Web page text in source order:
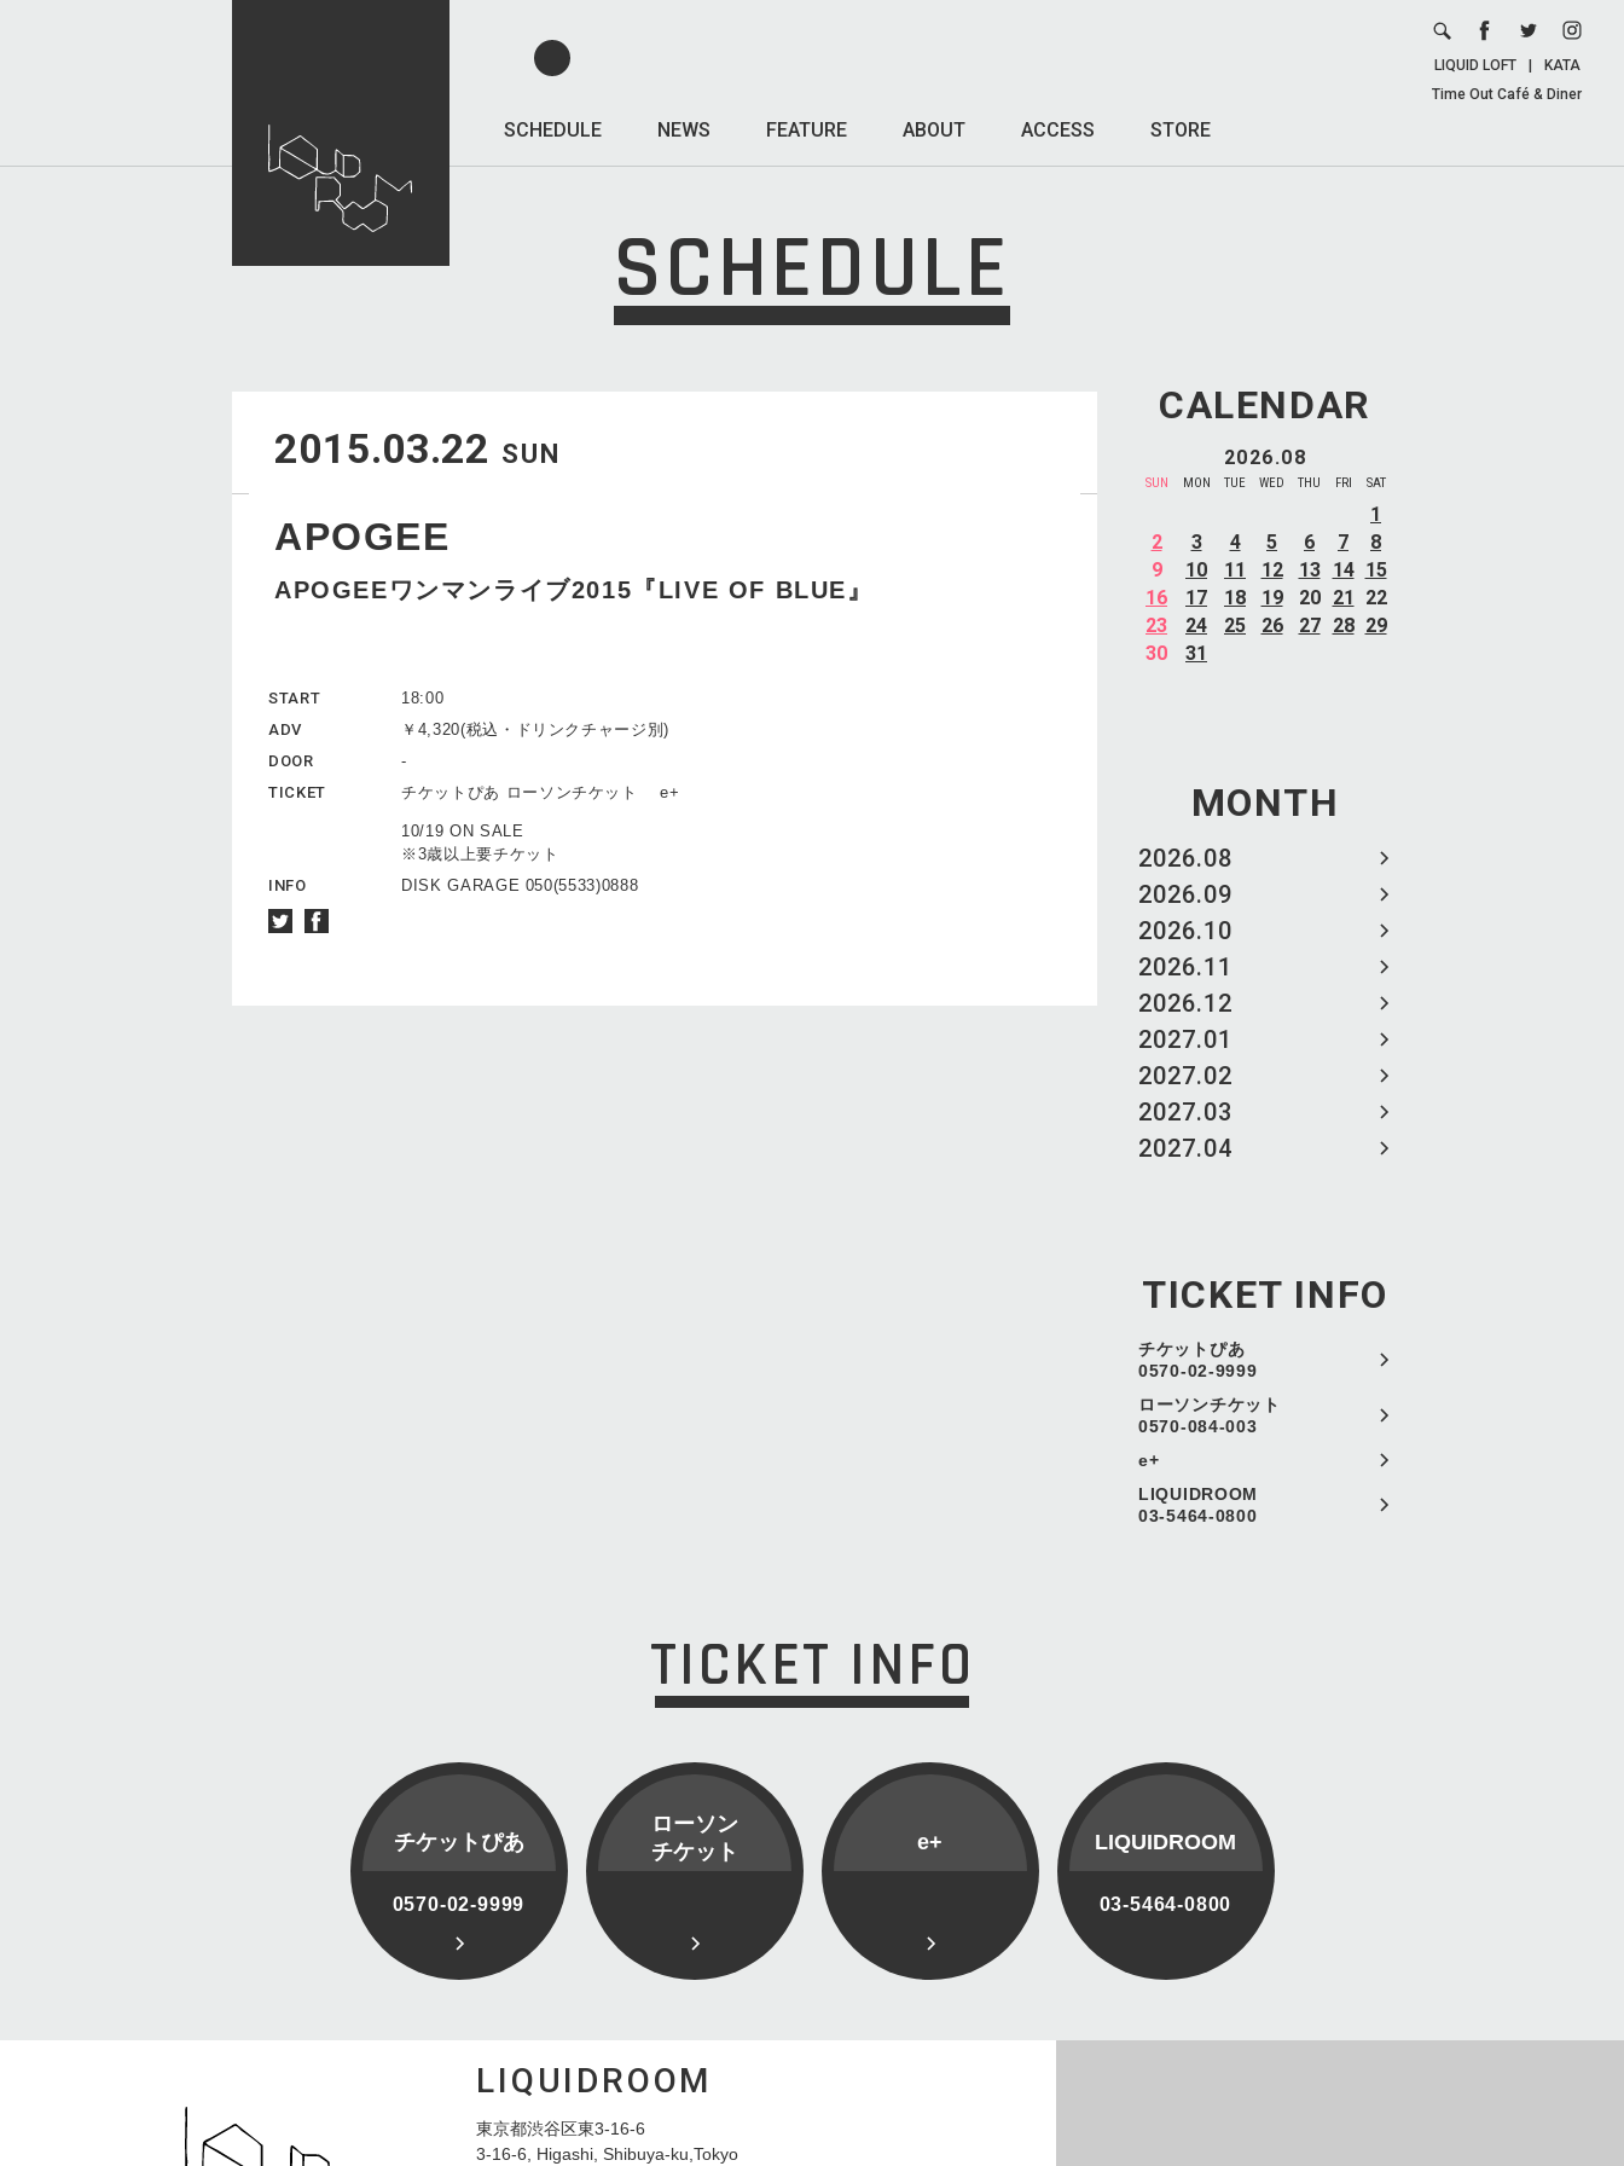
SCHEDULE NEWS FEATURE ABOUT ACCESS STORE
LIQUID LOFT
KATA
Time Out Café & Diner
SCHEDULE
CALENDAR
2026.08
SUN MON TUE WED THU FRI SAT
1
2
3 4 5 6 7
8
9
10 11 12 13 14 15
16
17 18 19 20 21
22
23
24 25 26 27 28 29
30
31
MONTH
2026.08
2026.09
2026.10
2026.11
2026.12
2027.01
2027.02
2027.03
2027.04
TICKET INFO
チケットぴあ
0570-02-9999
ローソンチケット
0570-084-003
e+
LIQUIDROOM
03-5464-0800
2015.03.22 SUN
APOGEE
APOGEEワンマンライブ2015『LIVE OF BLUE』
START
18:00
ADV
￥4,320(税込・ドリンクチャージ別)
DOOR
-
TICKET
チケットぴあ ローソンチケット e+
10/19 ON SALE
※3歳以上要チケット
INFO
DISK GARAGE 050(5533)0888
TICKET INFO
チケットぴあ
0570-02-9999
ローソン
チケット
e+ LIQUIDROOM
03-5464-0800
LIQUIDROOM
東京都渋谷区東3-16-6
3-16-6, Higashi, Shibuya-ku,Tokyo